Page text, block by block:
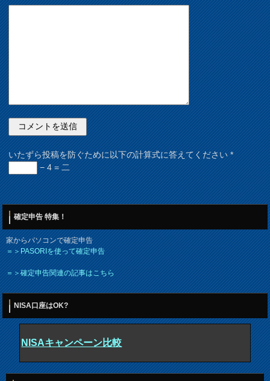
いたずら投稿を防ぐために以下の計算式に答えてください*
− 4 = 二
確定申告 特集！
家からパソコンで確定申告
＝＞PASORIを使って確定申告
＝＞確定申告関連の記事はこちら
NISA口座はOK?
NISAキャンペーン比較